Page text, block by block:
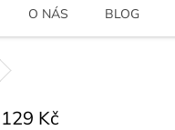
O NÁS BLOG
129 Kč